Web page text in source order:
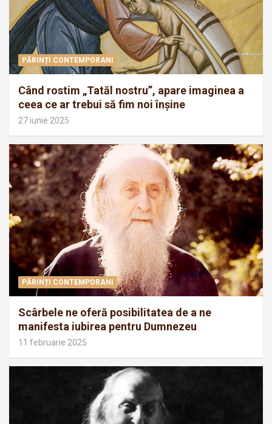
PĂRINȚI CONTEMPORANI
Când rostim „Tatăl nostru”, apare imaginea a
ceea ce ar trebui să fim noi înșine
27 iunie 2025
PĂRINȚI CONTEMPORANI
Scârbele ne oferă posibilitatea de a ne
manifesta iubirea pentru Dumnezeu
11 februarie 2025